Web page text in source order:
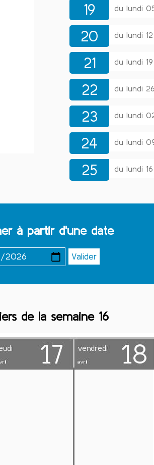
19 du lundi
20 du lundi
21 du lundi
22 du lundi
23 du lundi
24 du lundi
25 du lundi
à partir d'une date
de la semaine 16